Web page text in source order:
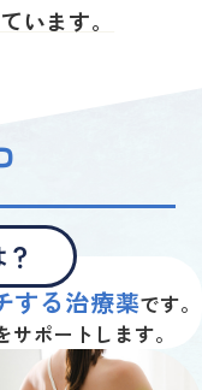
います。
する治療薬です。
ポートします。